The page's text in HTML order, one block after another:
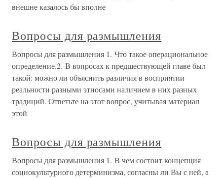
внешне казалось бы вполне
Вопросы для размышления
Вопросы для размышления 1. Что такое операциональное
определение.2. В вопросах к предшествующей главе был
такой: можно ли объяснить различия в восприятии
реальности разными этносами наличием в них разных
традиций. Ответьте на этот вопрос, учитывая материал
этой
Вопросы для размышления
Вопросы для размышления 1. В чем состоит концепция
социокультурного детерминизма, согласны ли Вы с ней, а